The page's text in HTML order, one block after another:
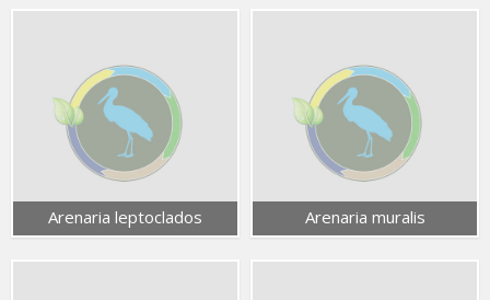
Arenaria leptoclados Arenaria muralis